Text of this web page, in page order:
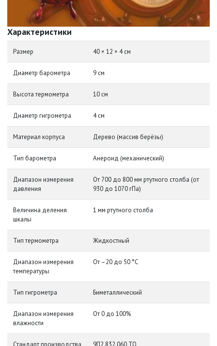
Характеристики
Размер 40 × 12 × 4 см
Диаметр барометра 9 см
Высота термометра 10 см
Диаметр гигрометра 4 см
Материал корпуса Дерево (массив берёзы)
Тип барометра Анероид (механический)
Диапазон измерения
давления
От 700 до 800 мм ртутного столба (от
930 до 1070 гПа)
Величина деления
шкалы
1 мм ртутного столба
Тип термометра Жидкостный
Диапазон измерения
температуры
От –20 до 50 °C
Тип гигрометра Биметаллический
Диапазон измерения
влажности
От 0 до 100%